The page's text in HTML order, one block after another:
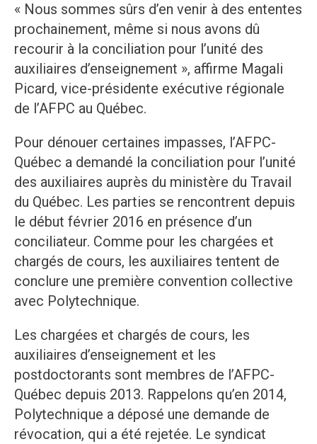
« Nous sommes sûrs d’en venir à des ententes
prochainement, même si nous avons dû
recourir à la conciliation pour l’unité des
auxiliaires d’enseignement », affirme Magali
Picard, vice-présidente exécutive régionale
de l’AFPC au Québec.
Pour dénouer certaines impasses, l’AFPC-
Québec a demandé la conciliation pour l’unité
des auxiliaires auprès du ministère du Travail
du Québec. Les parties se rencontrent depuis
le début février 2016 en présence d’un
conciliateur. Comme pour les chargées et
chargés de cours, les auxiliaires tentent de
conclure une première convention collective
avec Polytechnique.
Les chargées et chargés de cours, les
auxiliaires d’enseignement et les
postdoctorants sont membres de l’AFPC-
Québec depuis 2013. Rappelons qu’en 2014,
Polytechnique a déposé une demande de
révocation, qui a été rejetée. Le syndicat